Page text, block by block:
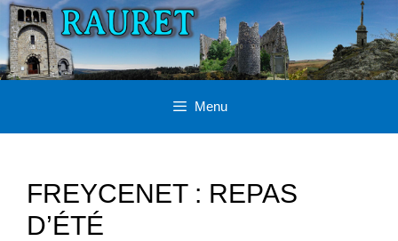
Aller
au
contenu
Menu
FREYCENET : REPAS
D’ÉTÉ